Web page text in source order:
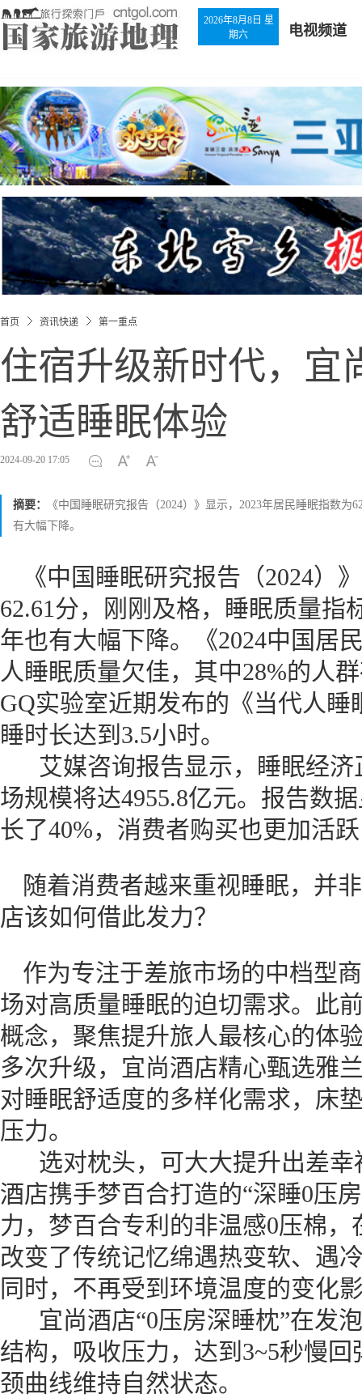
2026年8月8日 星
期六
电视频道
首页 资讯快递 第一重点
住宿升级新时代，宜
舒适睡眠体验
2024-09-20 17:05
摘要：
《中国睡眠研究报告（2024）》显示，2023年居民睡眠指数
有大幅下降。
《中国睡眠研究报告（2024）
62.61分，刚刚及格，睡眠质量指
年也有大幅下降。《2024中国居
人睡眠质量欠佳，其中28%的人
GQ实验室近期发布的《当代人
睡时长达到3.5小时。
艾媒咨询报告显示，睡眠经济
场规模将达4955.8亿元。报告数
长了40%，消费者购买也更加活
随着消费者越来重视睡眠，并
店该如何借此发力？
作为专注于差旅市场的中档型
场对高质量睡眠的迫切需求。此
概念，聚焦提升旅人最核心的
多次升级，宜尚酒店精心甄选雅
对睡眠舒适度的多样化需求，床
压力。
选对枕头，可大大提升出差幸
酒店携手梦百合打造的“深睡0压
力，梦百合专利的非温感0压棉
改变了传统记忆绵遇热变软、遇
同时，不再受到环境温度的变化
宜尚酒店“0压房深睡枕”在发
结构，吸收压力，达到3~5秒慢
颈曲线维持自然状态。